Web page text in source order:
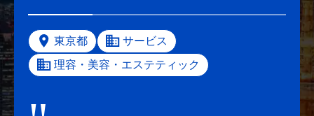
東京都
サービス
理容・美容・エステティック